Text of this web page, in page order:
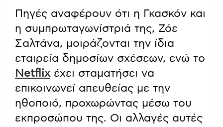
Πηγές αναφέρουν ότι η Γκασκόν και
η συμπρωταγωνίστριά της, Ζόε
Σαλτάνα, μοιράζονται την ίδια
εταιρεία δημοσίων σχέσεων, ενώ το
Netflixέχει σταματήσει να
επικοινωνεί απευθείας με την
ηθοποιό, προχωρώντας μέσω του
εκπροσώπου της. Οι αλλαγές αυτές